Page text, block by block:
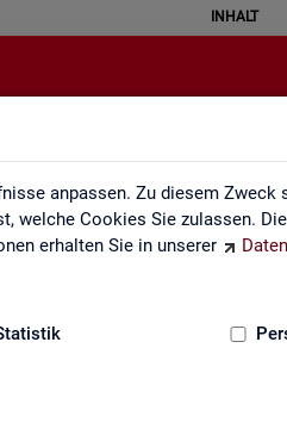
anpassen. Zu diesem Zweck
welche Cookies Sie zulassen.
erhalten Sie in unserer
INHALT